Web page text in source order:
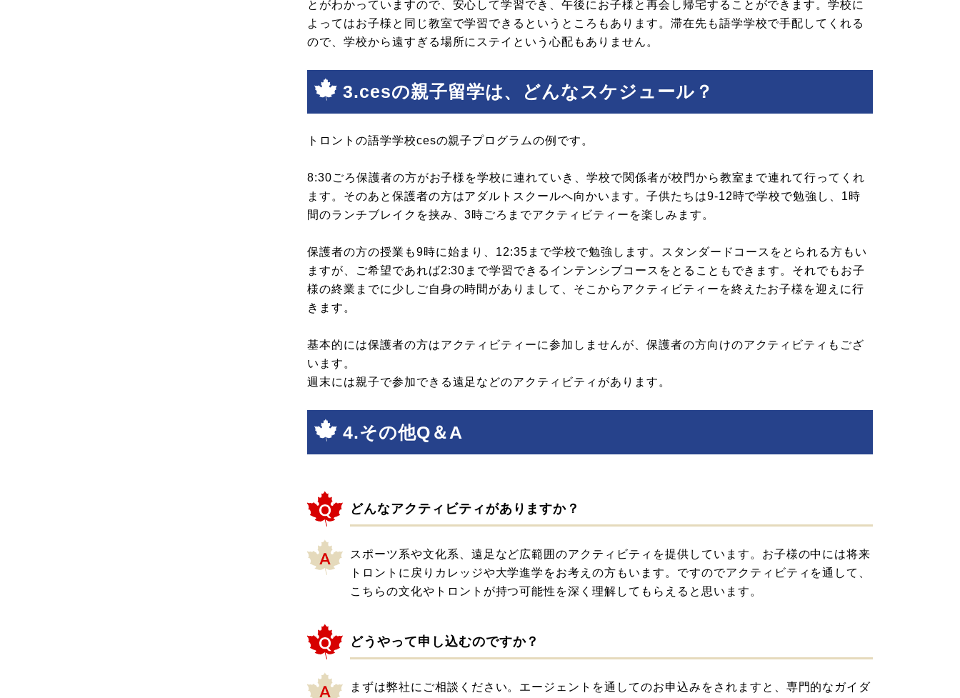
とがわかっていますので、安心して学習でき、午後にお子様と再会し帰宅することができます。学校に
よってはお子様と同じ教室で学習できるというところもあります。滞在先も語学学校で手配してくれる
ので、学校から遠すぎる場所にステイという心配もありません。
3.cesの親子留学は、どんなスケジュール？
トロントの語学学校cesの親子プログラムの例です。
8:30ごろ保護者の方がお子様を学校に連れていき、学校で関係者が校門から教室まで連れて行ってくれ
ます。そのあと保護者の方はアダルトスクールへ向かいます。子供たちは9-12時で学校で勉強し、1時
間のランチブレイクを挟み、3時ごろまでアクティビティーを楽しみます。
保護者の方の授業も9時に始まり、12:35まで学校で勉強します。スタンダードコースをとられる方もい
ますが、ご希望であれば2:30まで学習できるインテンシブコースをとることもできます。それでもお子
様の終業までに少しご自身の時間がありまして、そこからアクティビティーを終えたお子様を迎えに行
きます。
基本的には保護者の方はアクティビティーに参加しませんが、保護者の方向けのアクティビティもござ
います。
週末には親子で参加できる遠足などのアクティビティがあります。
4.その他Q＆A
どんなアクティビティがありますか？
スポーツ系や文化系、遠足など広範囲のアクティビティを提供しています。お子様の中には将来
トロントに戻りカレッジや大学進学をお考えの方もいます。ですのでアクティビティを通して、
こちらの文化やトロントが持つ可能性を深く理解してもらえると思います。
どうやって申し込むのですか？
まずは弊社にご相談ください。エージェントを通してのお申込みをされますと、専門的なガイダ